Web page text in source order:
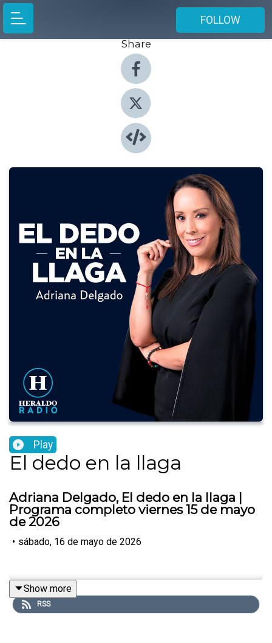
FOLLOW
Share
Play
El dedo en la llaga
Adriana Delgado, El dedo en la llaga |
Programa completo viernes 15 de mayo
de 2026
• sábado, 16 de mayo de 2026
Show more
RSS